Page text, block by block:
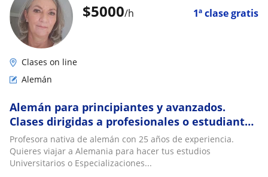
$5000/h 1ª clase gratis
Clases on line
Alemán
Alemán para principiantes y avanzados.
Clases dirigidas a profesionales o estudiantes
universitarios
Profesora nativa de alemán con 25 años de experiencia.
Quieres viajar a Alemania para hacer tus estudios
Universitarios o Especializaciones...